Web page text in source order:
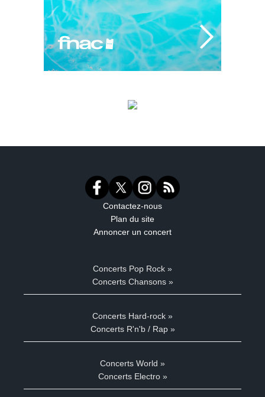
Contactez-nous
Plan du site
Annoncer un concert
Concerts Pop Rock »
Concerts Chansons »
Concerts Hard-rock »
Concerts R'n'b / Rap »
Concerts World »
Concerts Electro »